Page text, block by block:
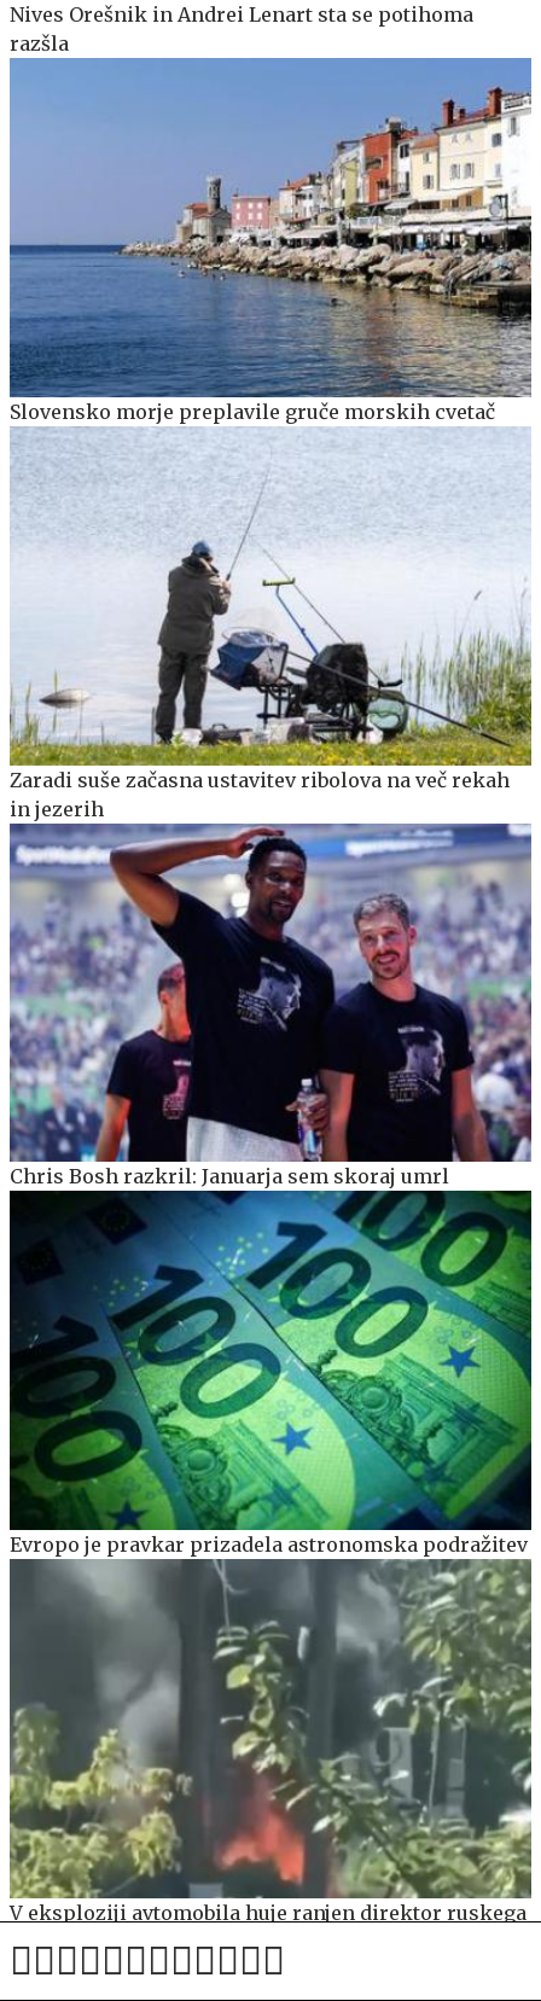
Nives Orešnik in Andrei Lenart sta se potihoma
razšla
Slovensko morje preplavile gruče morskih cvetač
Zaradi suše začasna ustavitev ribolova na več rekah
in jezerih
Chris Bosh razkril: Januarja sem skoraj umrl
Evropo je pravkar prizadela astronomska podražitev
V eksploziji avtomobila huje ranjen direktor ruskega
proizvajalca dronov